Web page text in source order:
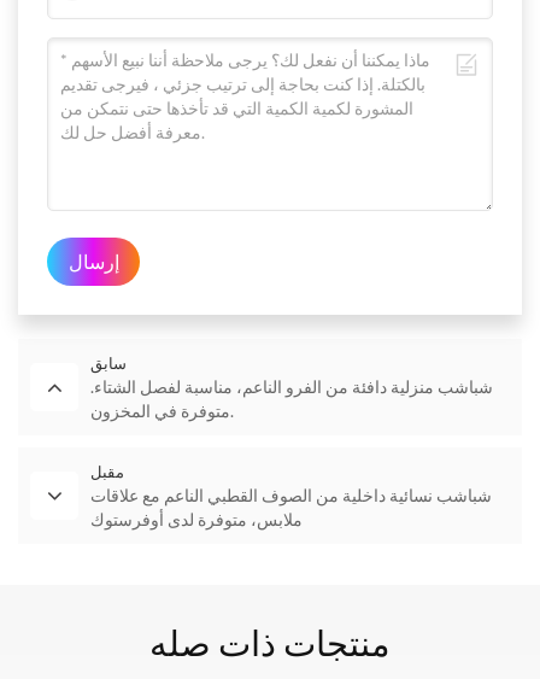
إرسال
سابق
شباشب منزلية دافئة من الفرو الناعم، مناسبة لفصل الشتاء.
متوفرة في المخزون.
مقبل
شباشب نسائية داخلية من الصوف القطبي الناعم مع علاقات
ملابس، متوفرة لدى أوفرستوك
منتجات ذات صله